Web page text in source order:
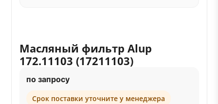
Масляный фильтр Alup
172.11103 (17211103)
по запросу
Срок поставки уточните у менеджера